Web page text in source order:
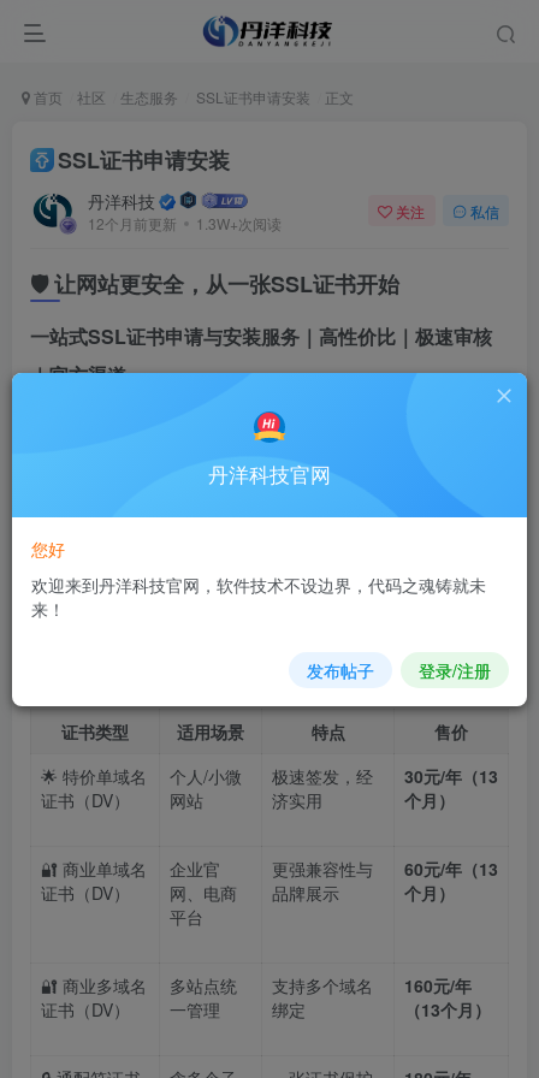
首页 社区 生态服务 SSL证书申请安装 正文
SSL证书申请安装
丹洋科技
12个月前更新 1.3W+次阅读
关注 私信
🛡️ 让网站更安全，从一张SSL证书开始
一站式SSL证书申请与安装服务｜高性价比｜极速审核
｜官方渠道
在如今的互联网环境中，没有SSL的网站，等于裸奔
我们为您提供从入门到企业级的多种SSL证书，权威认
证、快速签发、全程协助安装配置
HTTPS加密，提升网站信任度与搜索排名！
证书类型 适用场景 特点
售价
🌟 特价单域名
证书（DV）
个人/小微
网站
极速签发，经
济实用
30元/年（13
个月）
🔐 商业单域名
证书（DV）
企业官
网、电商
平台
更强兼容性与
品牌展示
60元/年（13
个月）
🔐 商业多域名
证书（DV）
多站点统
一管理
支持多个域名
绑定
160元/年
（13个月）
丹洋科技官网
您好
欢迎来到丹洋科技官网，软件技术不设边界，代码之魂铸就未
来！
发布帖子 登录/注册